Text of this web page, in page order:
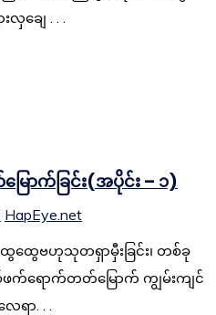
လှချေ . . .
ောက်ခြင်း(အပိုင်း – ၁)
HapEye.net
ထွေဗဟုသုတရှာမှီးခြင်း၊ တစ်ခု
ရောက်တတ်မြောက် ကျွမ်းကျင်
ေရာ. . .